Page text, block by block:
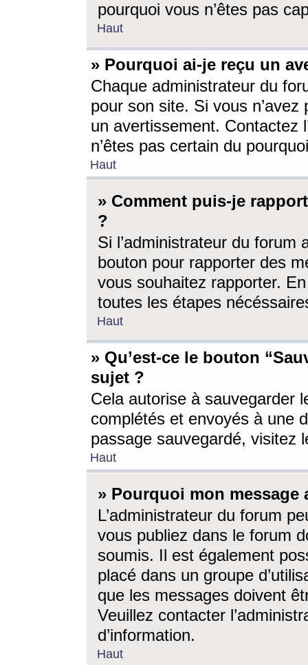
pourquoi vous n’êtes pas
Haut
» Pourquoi ai-je reçu un
Chaque administrateur du
pour son site. Si vous
un avertissement. Contactez
n’êtes pas certain du
Haut
» Comment puis-je
?
Si l’administrateur du forum
bouton pour rapporter des
vous souhaitez rapporter.
toutes les étapes
Haut
» Qu’est-ce le bouton
sujet ?
Cela autorise à sauvegarder
complétés et envoyés à une
passage sauvegardé, visitez
Haut
» Pourquoi mon message
L’administrateur du forum
vous publiez dans le forum
soumis. Il est également
placé dans un groupe
que les messages doivent
Veuillez contacter
d’information.
Haut